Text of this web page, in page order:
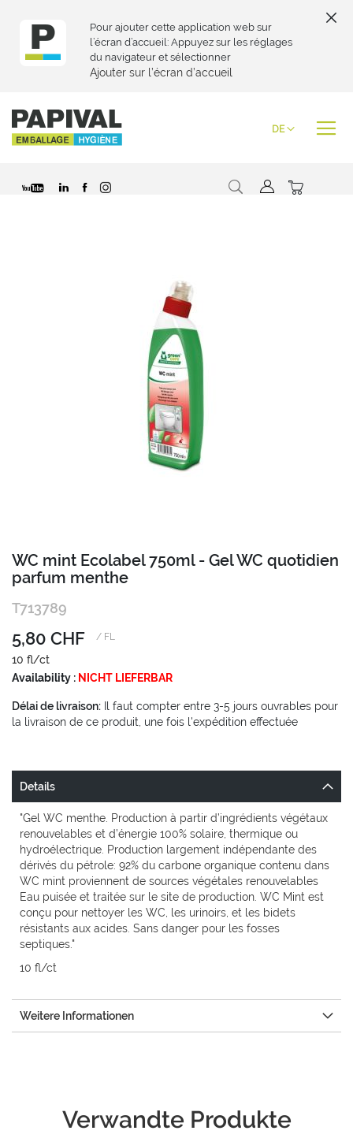
Pour ajouter cette application web sur
l’écran d’accueil: Appuyez sur les réglages
du navigateur et sélectionner
Ajouter sur l’écran d’accueil
Inhalt
springen
Sprache
DE
Suche Mein
Anfang
der
springen
WC mint Ecolabel 750ml - Gel WC quotidien
parfum menthe
T713789
5,80 CHF / FL
10 fl/ct
Availability : NICHT LIEFERBAR
Délai de livraison: Il faut compter entre 3-5 jours ouvrables pour
la livraison de ce produit, une fois l'expédition effectuée
Details
"Gel WC menthe. Production à partir d’ingrédients végétaux
renouvelables et d’énergie 100% solaire, thermique ou
hydroélectrique. Production largement indépendante des
dérivés du pétrole: 92% du carbone organique contenu dans
WC mint proviennent de sources végétales renouvelables
Eau puisée et traitée sur le site de production. WC Mint est
conçu pour nettoyer les WC, les urinoirs, et les bidets
résistants aux acides. Sans danger pour les fosses
septiques."
10 fl/ct
Weitere Informationen
Verwandte Produkte